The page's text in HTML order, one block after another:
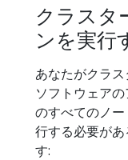
クラスタ
ンを実行
あなたがクラ
ソフトウェア
のすべてのノ
行する必要が
す: